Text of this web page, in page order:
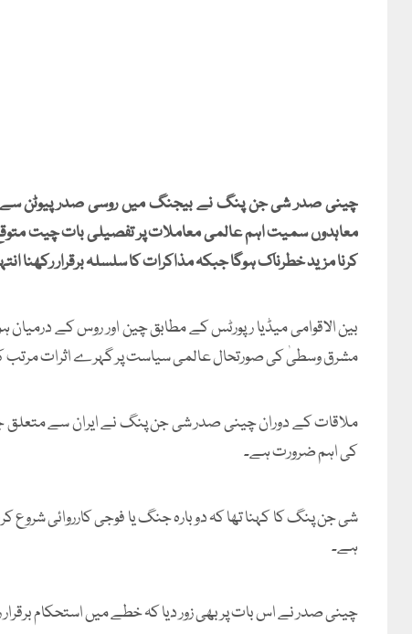
چینی صدر شی جن پنگ نے بیجنگ میں روسی صدر پیوٹن سے
معاہدوں سمیت اہم عالمی معاملات پر تفصیلی بات چیت
کرنا مزید خطرناک ہوگا جبکہ مذاکرات کا سلسلہ برقرار رکھنا
بین الاقوامی میڈیا رپورٹس کے مطابق چین اور روس کے
مشرق وسطیٰ کی صورتحال عالمی سیاست پر گہرے اثرات مرتب
ملاقات کے دوران چینی صدر شی جن پنگ نے ایران سے متعلق
کی اہم ضرورت ہے۔
شی جن پنگ کا کہنا تھا کہ دوبارہ جنگ یا فوجی کارروائی شروع
ہے۔
چینی صدر نے اس بات پر بھی زور دیا کہ خطے میں استحکام